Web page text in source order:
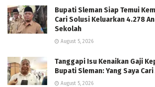
Bupati Sleman Siap Temui
Cari Solusi Keluarkan 4.278
Sekolah
August 5, 2026
Tanggapi Isu Kenaikan Gaji
Bupati Sleman: Yang Saya Cari
August 5, 2026